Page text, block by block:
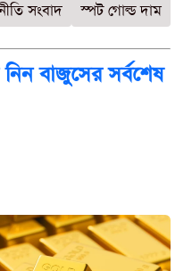
সংবাদ স্পট গোল্ড দাম
বাজুসের সর্বশেষ